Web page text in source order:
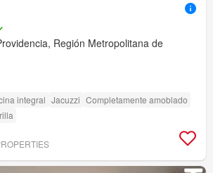
Región Metropolitana de
integral Jacuzzi Completamente amoblado